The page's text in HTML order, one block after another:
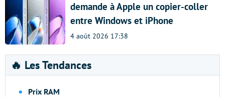
demande à Apple un copier-coller
entre Windows et iPhone
4 août 2026 17:38
🔥 Les Tendances
Prix RAM